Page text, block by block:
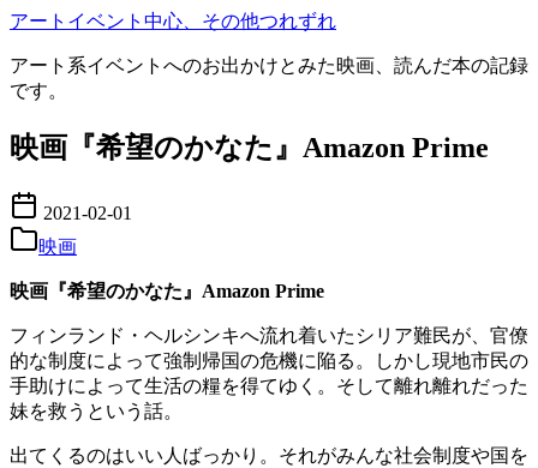
コ
テ
ン
へ
動
アートイベント中心、その他つれずれ
アート系イベントへのお出かけとみた映画、読んだ本の記録
です。
映画『希望のかなた』Amazon Prime
2021-02-01
映画
映画『希望のかなた』Amazon Prime
フィンランド・ヘルシンキへ流れ着いたシリア難民が、官僚
的な制度によって強制帰国の危機に陥る。しかし現地市民の
手助けによって生活の糧を得てゆく。そして離れ離れだった
妹を救うという話。
出てくるのはいい人ばっかり。それがみんな社会制度や国を